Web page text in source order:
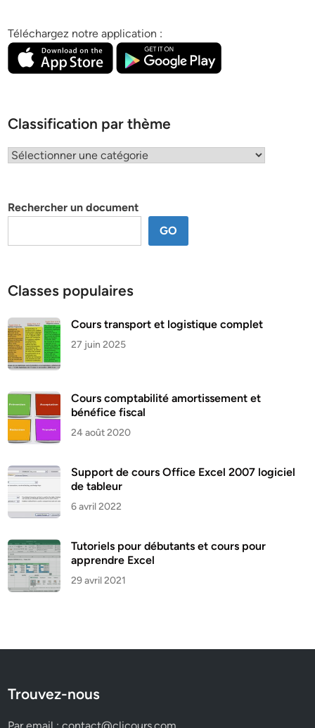
Téléchargez notre application :
Classification par thème
Classification
Rechercher un document
GO
Classes populaires
Cours transport et logistique complet
27 juin 2025
Cours comptabilité amortissement et
bénéfice fiscal
24 août 2020
Support de cours Office Excel 2007 logiciel
de tableur
6 avril 2022
Tutoriels pour débutants et cours pour
apprendre Excel
29 avril 2021
Trouvez-nous